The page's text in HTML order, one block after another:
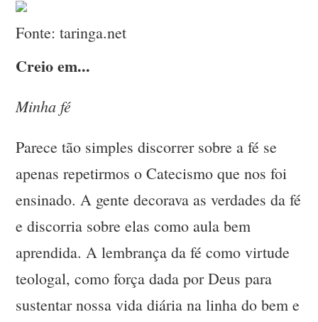
Fonte: taringa.net
Creio em...
Minha fé
Parece tão simples discorrer sobre a fé se
apenas repetirmos o Catecismo que nos foi
ensinado. A gente decorava as verdades da fé
e discorria sobre elas como aula bem
aprendida. A lembrança da fé como virtude
teologal, como força dada por Deus para
sustentar nossa vida diária na linha do bem e